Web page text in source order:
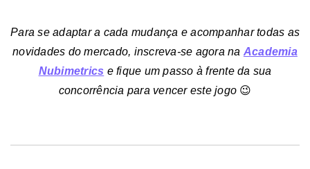
Para se adaptar a cada mudança e acompanhar todas as
novidades do mercado, inscreva-se agora na Academia
Nubimetrics e fique um passo à frente da sua
concorrência para vencer este jogo 😉